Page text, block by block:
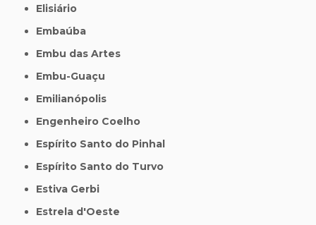
Elisiário
Embaúba
Embu das Artes
Embu-Guaçu
Emilianópolis
Engenheiro Coelho
Espírito Santo do Pinhal
Espírito Santo do Turvo
Estiva Gerbi
Estrela d'Oeste